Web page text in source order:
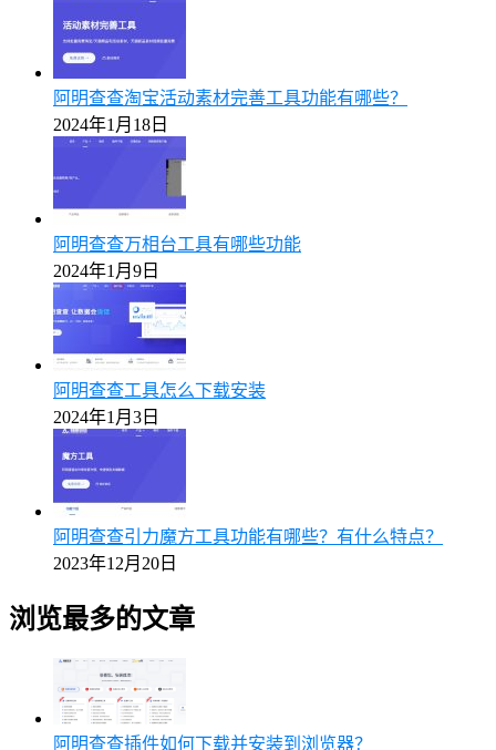
阿明查查淘宝活动素材完善工具功能有哪些？
2024年1月18日
阿明查查万相台工具有哪些功能
2024年1月9日
阿明查查工具怎么下载安装
2024年1月3日
阿明查查引力魔方工具功能有哪些？有什么特点？
2023年12月20日
浏览最多的文章
阿明查查插件如何下载并安装到浏览器？